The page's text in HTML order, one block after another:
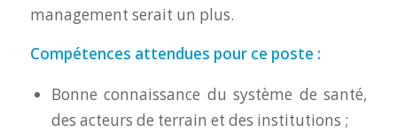
management serait un plus.
Compétences attendues pour ce poste :
Bonne connaissance du système de santé,
des acteurs de terrain et des institutions ;